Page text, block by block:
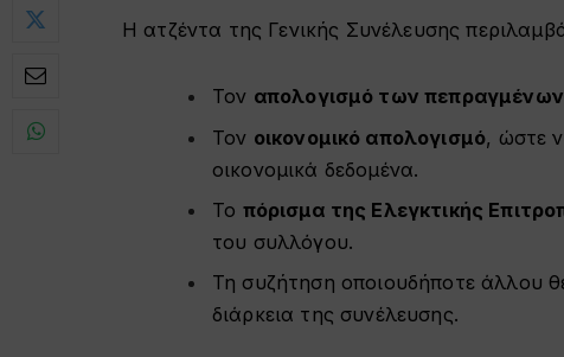
Η ατζέντα της Γενικής Συνέλευσης
Τον απολογισμό των πεπραγμένων
Τον οικονομικό απολογισμό, ώστε
οικονομικά δεδομένα.
Το πόρισμα της Ελεγκτικής
του συλλόγου.
Τη συζήτηση οποιουδήποτε άλλου
διάρκεια της συνέλευσης.